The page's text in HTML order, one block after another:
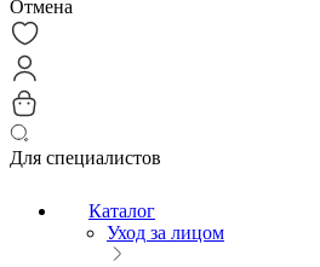
Отмена
Для специалистов
Каталог
Уход за лицом